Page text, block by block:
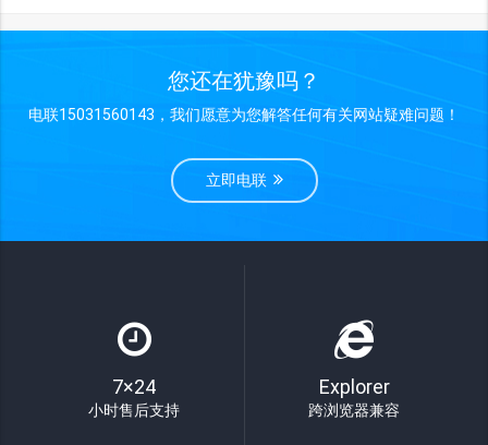
您还在犹豫吗？
电联15031560143，我们愿意为您解答任何有关网站疑难问题！
立即电联
7×24
小时售后支持
Explorer
跨浏览器兼容